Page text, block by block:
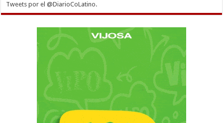
Tweets por el @DiarioCoLatino.